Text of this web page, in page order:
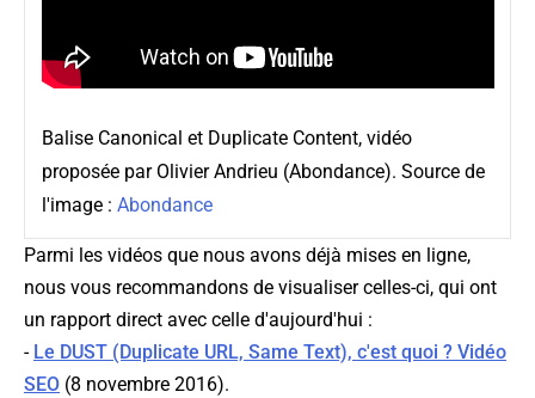
Balise Canonical et Duplicate Content, vidéo
proposée par Olivier Andrieu (Abondance). Source de
l'image : Abondance
Parmi les vidéos que nous avons déjà mises en ligne,
nous vous recommandons de visualiser celles-ci, qui ont
un rapport direct avec celle d'aujourd'hui :
- Le DUST (Duplicate URL, Same Text), c'est quoi ? Vidéo
SEO (8 novembre 2016).